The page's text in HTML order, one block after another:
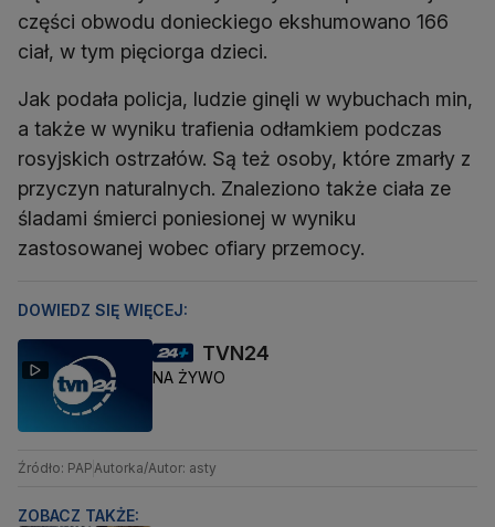
części obwodu donieckiego ekshumowano 166
ciał, w tym pięciorga dzieci.
Jak podała policja, ludzie ginęli w wybuchach min,
a także w wyniku trafienia odłamkiem podczas
rosyjskich ostrzałów. Są też osoby, które zmarły z
przyczyn naturalnych. Znaleziono także ciała ze
śladami śmierci poniesionej w wyniku
zastosowanej wobec ofiary przemocy.
DOWIEDZ SIĘ WIĘCEJ:
TVN24
NA ŻYWO
Źródło: PAPAutorka/Autor: asty
ZOBACZ TAKŻE: